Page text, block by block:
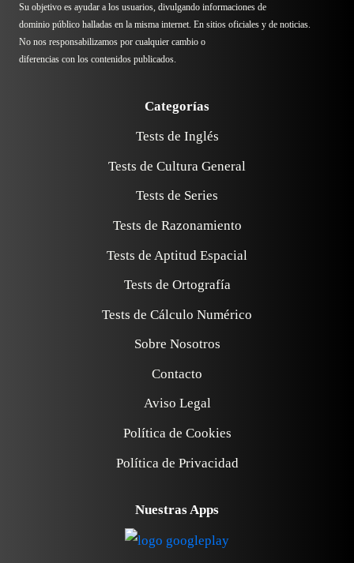
Su objetivo es ayudar a los usuarios, divulgando informaciones de
dominio público halladas en la misma internet. En sitios oficiales y de noticias.
No nos responsabilizamos por cualquier cambio o
diferencias con los contenidos publicados.
Categorías
Tests de Inglés
Tests de Cultura General
Tests de Series
Tests de Razonamiento
Tests de Aptitud Espacial
Tests de Ortografía
Tests de Cálculo Numérico
Sobre Nosotros
Contacto
Aviso Legal
Política de Cookies
Política de Privacidad
Nuestras Apps